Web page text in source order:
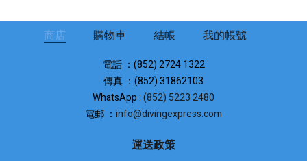
商店 購物車 結帳 我的帳號
電話 ：(852) 2724 1322
傳真 ：(852) 31862103
WhatsApp :(852) 5223 2480
電郵 ： info@divingexpress.com
運送政策